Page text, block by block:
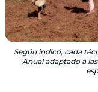
Según indicó, cada
Anual adaptado a